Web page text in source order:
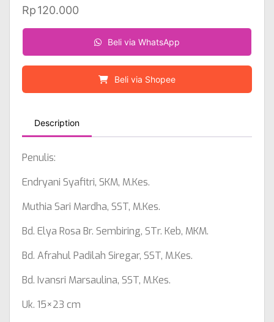
Rp120.000
Beli via WhatsApp
Beli via Shopee
Description
Penulis:
Endryani Syafitri, SKM, M.Kes.
Muthia Sari Mardha, SST, M.Kes.
Bd. Elya Rosa Br. Sembiring, STr. Keb, MKM.
Bd. Afrahul Padilah Siregar, SST, M.Kes.
Bd. Ivansri Marsaulina, SST, M.Kes.
Uk. 15×23 cm